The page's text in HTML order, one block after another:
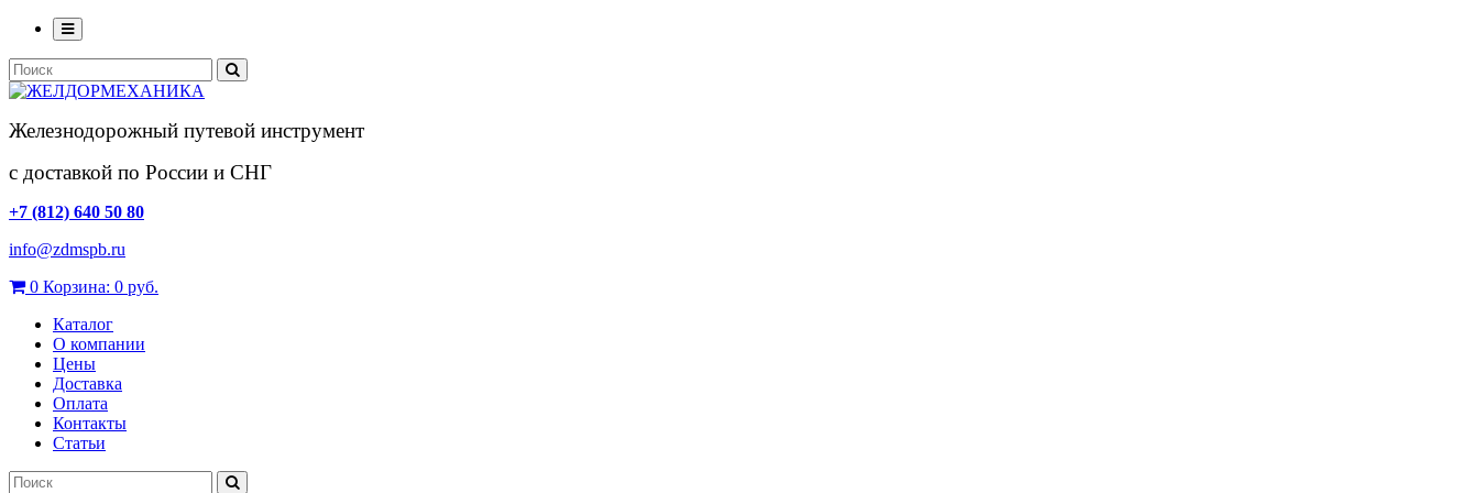
Железнодорожный путевой инструмент
с доставкой по России и СНГ
+7 (812) 640 50 80
info@zdmspb.ru
0 Корзина: 0 руб.
Каталог
О компании
Цены
Доставка
Оплата
Контакты
Статьи